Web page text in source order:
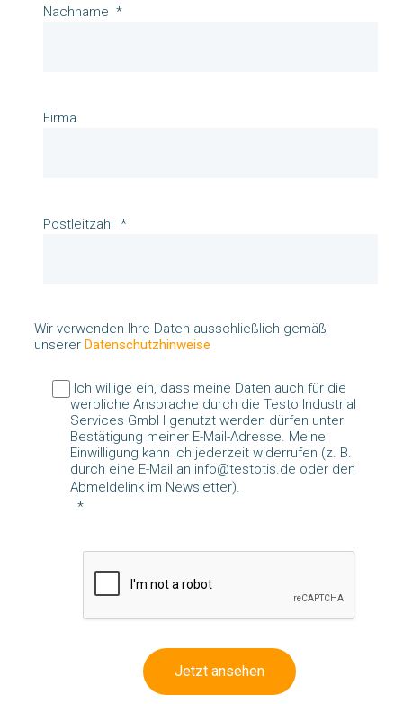
Nachname
Firma
Postleitzahl
Wir verwenden Ihre Daten ausschließlich gemäß
unserer Datenschutzhinweise
Ich willige ein, dass meine Daten auch für die
werbliche Ansprache durch die Testo Industrial
Services GmbH genutzt werden dürfen unter
Bestätigung meiner E-Mail-Adresse. Meine
Einwilligung kann ich jederzeit widerrufen (z. B.
durch eine E-Mail an info@testotis.de oder den
Abmeldelink im Newsletter).
Jetzt ansehen